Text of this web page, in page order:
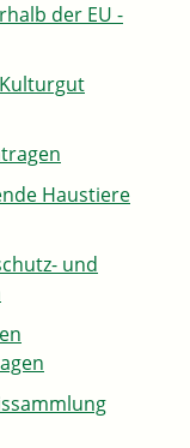
der EU -
Haustiere
und